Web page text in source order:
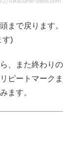
まで戻ります。
す)
、また終わりの
ピートマークま
ます。